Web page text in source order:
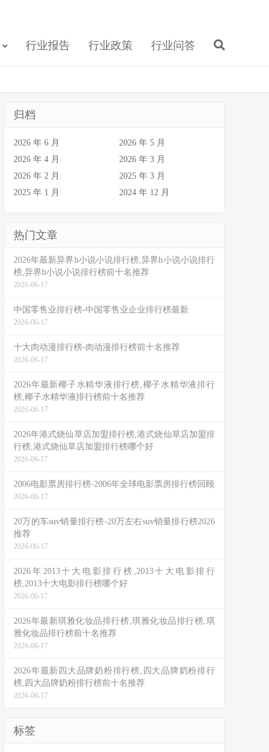
行业报告 行业政策 行业问答
归档
2026 年 6 月
2026 年 5 月
2026 年 4 月
2026 年 3 月
2026 年 2 月
2025 年 3 月
2025 年 1 月
2024 年 12 月
热门文章
2026年最新异界h小说小说排行榜,异界h小说小说排行
榜,异界h小说小说排行榜前十名推荐
2026-06-17
中国零售业排行榜-中国零售业企业排行榜最新
2026-06-17
十大肉动漫排行榜-肉动漫排行榜前十名推荐
2026-06-17
2026年最新椰子水精华液排行榜,椰子水精华液排行
榜,椰子水精华液排行榜前十名推荐
2026-06-17
2026年港式烧仙草店加盟排行榜,港式烧仙草店加盟排
行榜,港式烧仙草店加盟排行榜哪个好
2026-06-17
2006电影票房排行榜-2006年全球电影票房排行榜回顾
2026-06-17
20万的车suv销量排行榜-20万左右suv销量排行榜2026
推荐
2026-06-17
2026年2013十大电影排行榜,2013十大电影排行
榜,2013十大电影排行榜哪个好
2026-06-17
2026年最新琪雅化妆品排行榜,琪雅化妆品排行榜,琪
雅化妆品排行榜前十名推荐
2026-06-17
2026年最新四大品牌奶粉排行榜,四大品牌奶粉排行
榜,四大品牌奶粉排行榜前十名推荐
2026-06-17
标签